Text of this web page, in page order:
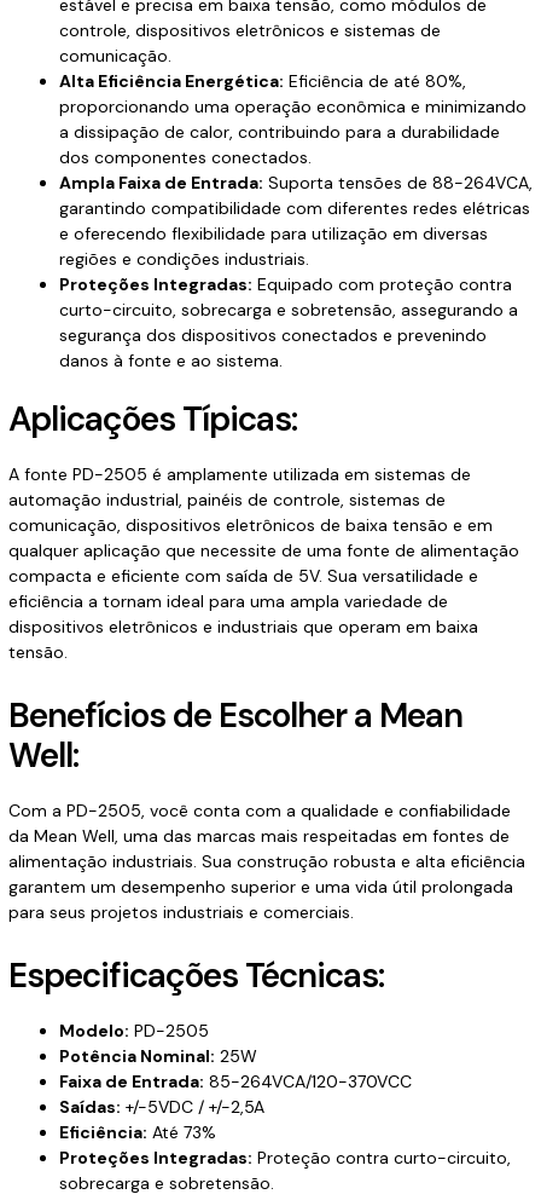
controle, dispositivos eletrônicos e sistemas de
comunicação.
Alta Eficiência Energética: Eficiência de até 80%,
proporcionando uma operação econômica e minimizando
a dissipação de calor, contribuindo para a durabilidade
dos componentes conectados.
Ampla Faixa de Entrada: Suporta tensões de 88-264VCA,
garantindo compatibilidade com diferentes redes elétricas
e oferecendo flexibilidade para utilização em diversas
regiões e condições industriais.
Proteções Integradas: Equipado com proteção contra
curto-circuito, sobrecarga e sobretensão, assegurando a
segurança dos dispositivos conectados e prevenindo
danos à fonte e ao sistema.
Aplicações Típicas:
A fonte PD-2505 é amplamente utilizada em sistemas de
automação industrial, painéis de controle, sistemas de
comunicação, dispositivos eletrônicos de baixa tensão e em
qualquer aplicação que necessite de uma fonte de alimentação
compacta e eficiente com saída de 5V. Sua versatilidade e
eficiência a tornam ideal para uma ampla variedade de
dispositivos eletrônicos e industriais que operam em baixa
tensão.
Benefícios de Escolher a Mean
Well:
Com a PD-2505, você conta com a qualidade e confiabilidade
da Mean Well, uma das marcas mais respeitadas em fontes de
alimentação industriais. Sua construção robusta e alta eficiência
garantem um desempenho superior e uma vida útil prolongada
para seus projetos industriais e comerciais.
Especificações Técnicas:
Modelo: PD-2505
Potência Nominal: 25W
Faixa de Entrada: 85-264VCA/120-370VCC
Saídas: +/-5VDC / +/-2,5A
Eficiência: Até 73%
Proteções Integradas: Proteção contra curto-circuito,
sobrecarga e sobretensão.